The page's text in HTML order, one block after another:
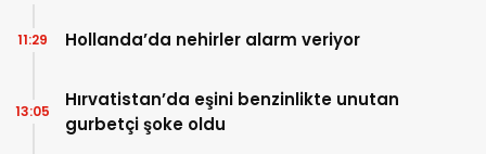
Hollanda’da nehirler alarm veriyor
11:29
Hırvatistan’da eşini benzinlikte unutan
gurbetçi şoke oldu
13:05